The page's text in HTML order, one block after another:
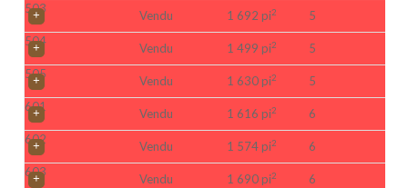
503
Vendu 1 692 pi2
5
504
Vendu 1 499 pi2
5
505
Vendu 1 630 pi2
5
601
Vendu 1 616 pi2
6
602
Vendu 1 574 pi2
6
603
Vendu 1 690 pi2
6